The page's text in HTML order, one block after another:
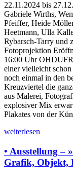
22.11.2024 bis
Gabriele Wirths,
Pfeiffer, Heide
Heetmann, Ulla
Rybarsch-Tarry und
Fotoprojektion
16:00 Uhr
einer vielleicht
noch einmal in den
Kreuzviertel die
aus Malerei,
explosiver Mix
Plakates von der
weiterlesen
• Ausstellung –
Grafik, Objekt,